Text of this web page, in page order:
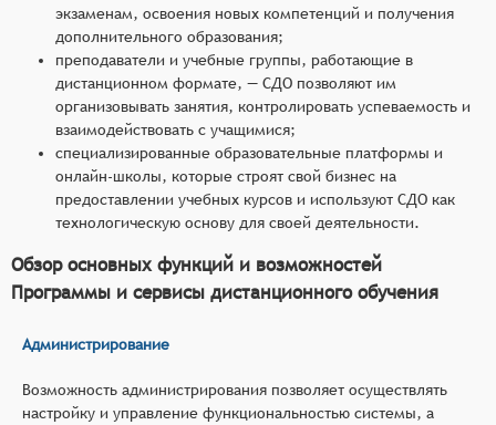
экзаменам, освоения новых компетенций и получения
дополнительного образования;
преподаватели и учебные группы, работающие в
дистанционном формате, — СДО позволяют им
организовывать занятия, контролировать успеваемость и
взаимодействовать с учащимися;
специализированные образовательные платформы и
онлайн-школы, которые строят свой бизнес на
предоставлении учебных курсов и используют СДО как
технологическую основу для своей деятельности.
Обзор основных функций и возможностей
Программы и сервисы дистанционного обучения
Администрирование
Возможность администрирования позволяет осуществлять
настройку и управление функциональностью системы, а